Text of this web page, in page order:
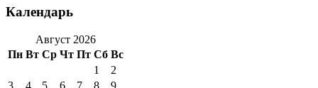
Календарь
Август 2026
Пн Вт Ср Чт Пт Сб Вс
1
2
3
4 5 6 7 8
9